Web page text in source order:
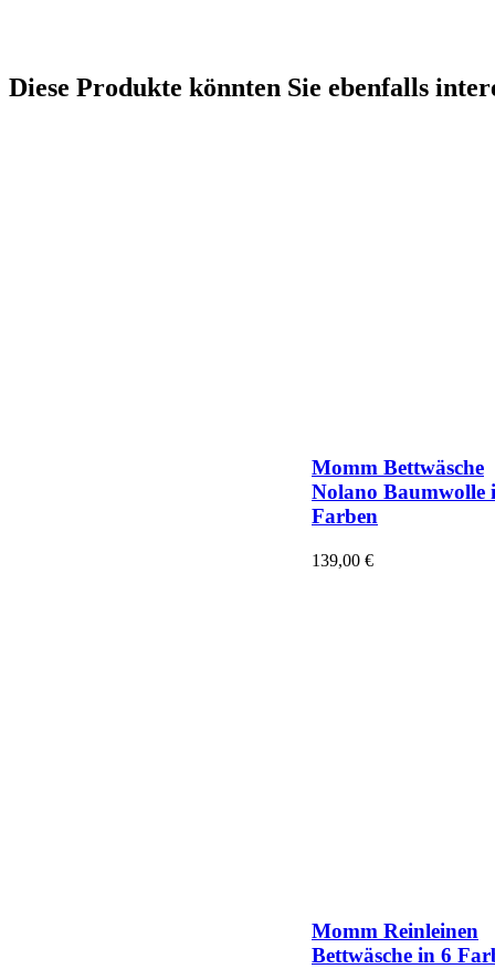
Diese Produkte könnten Sie ebenfalls
Momm Bettwäsche
Nolano Baumwolle
Farben
139,00 €
Momm Reinleinen
Bettwäsche in 6